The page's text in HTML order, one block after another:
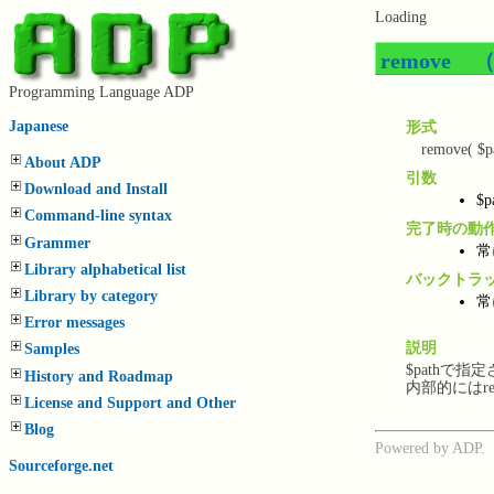
Programming Language ADP
Japanese
About ADP
Download and Install
Command-line syntax
Grammer
Library alphabetical list
Library by category
Error messages
Samples
History and Roadmap
License and Support and Other
Blog
Sourceforge.net
Loading
remove （
形式
remove(
引数
完了時の動
バックトラ
説明
$pathで指
内部的には
Powered by ADP.